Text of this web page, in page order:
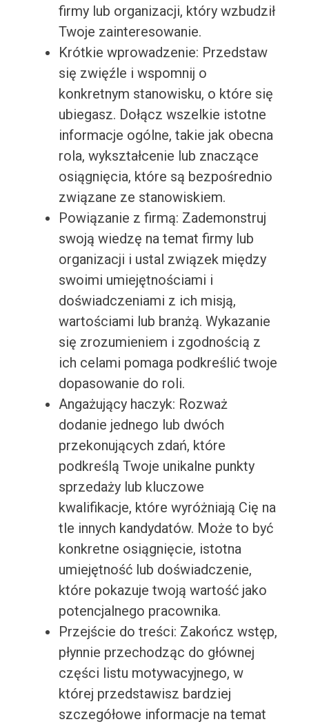
firmy lub organizacji, który wzbudził
Twoje zainteresowanie.
Krótkie wprowadzenie: Przedstaw
się zwięźle i wspomnij o
konkretnym stanowisku, o które się
ubiegasz. Dołącz wszelkie istotne
informacje ogólne, takie jak obecna
rola, wykształcenie lub znaczące
osiągnięcia, które są bezpośrednio
związane ze stanowiskiem.
Powiązanie z firmą: Zademonstruj
swoją wiedzę na temat firmy lub
organizacji i ustal związek między
swoimi umiejętnościami i
doświadczeniami z ich misją,
wartościami lub branżą. Wykazanie
się zrozumieniem i zgodnością z
ich celami pomaga podkreślić twoje
dopasowanie do roli.
Angażujący haczyk: Rozważ
dodanie jednego lub dwóch
przekonujących zdań, które
podkreślą Twoje unikalne punkty
sprzedaży lub kluczowe
kwalifikacje, które wyróżniają Cię na
tle innych kandydatów. Może to być
konkretne osiągnięcie, istotna
umiejętność lub doświadczenie,
które pokazuje twoją wartość jako
potencjalnego pracownika.
Przejście do treści: Zakończ wstęp,
płynnie przechodząc do głównej
części listu motywacyjnego, w
której przedstawisz bardziej
szczegółowe informacje na temat